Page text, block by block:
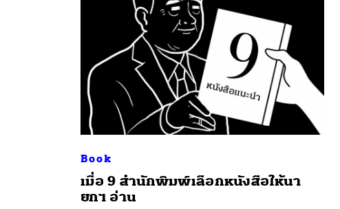
Book
เมื่อ 9 สำนักพิมพ์เลือกหนังสือให้นา
ยกฯ อ่าน